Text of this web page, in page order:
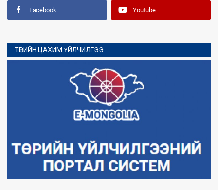
Facebook Youtube
ТӨРИЙН ЦАХИМ ҮЙЛЧИЛГЭЭ